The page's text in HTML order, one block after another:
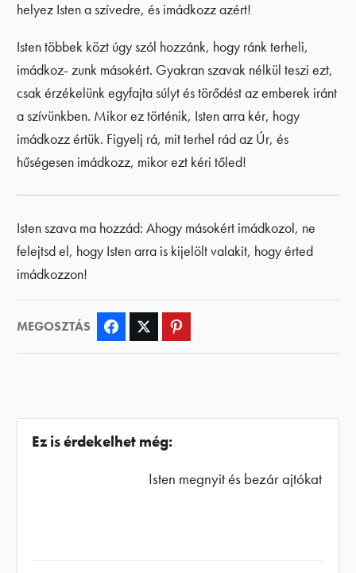
helyez Isten a szívedre, és imádkozz azért!
Isten többek közt úgy szól hozzánk, hogy ránk terheli,
imádkoz- zunk másokért. Gyakran szavak nélkül teszi ezt,
csak érzékelünk egyfajta súlyt és törődést az emberek iránt
a szívünkben. Mikor ez történik, Isten arra kér, hogy
imádkozz értük. Figyelj rá, mit terhel rád az Úr, és
hűségesen imádkozz, mikor ezt kéri tőled!
Isten szava ma hozzád: Ahogy másokért imádkozol, ne
felejtsd el, hogy Isten arra is kijelölt valakit, hogy érted
imádkozzon!
MEGOSZTÁS Facebook Twitter
Ez is érdekelhet még:
Isten megnyit és bezár ajtókat